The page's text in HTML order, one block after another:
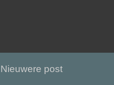
Nieuwere post